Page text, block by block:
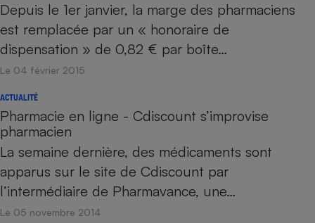
Depuis le 1er janvier, la marge des pharmaciens
est remplacée par un « honoraire de
dispensation » de 0,82 € par boîte…
Le 04 février 2015
ACTUALITÉ
Pharmacie en ligne - Cdiscount s’improvise
pharmacien
La semaine dernière, des médicaments sont
apparus sur le site de Cdiscount par
l’intermédiaire de Pharmavance, une…
Le 05 novembre 2014